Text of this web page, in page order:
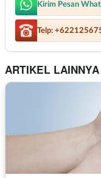
Kirim Pesan
Telp:
ARTIKEL LAINNYA